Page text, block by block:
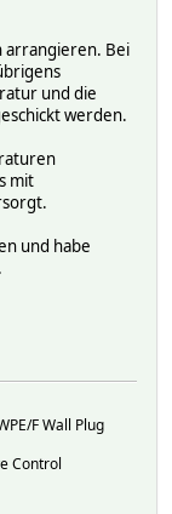
arrangieren. Bei
und die
werden.
mit
und habe
F Wall Plug
Control